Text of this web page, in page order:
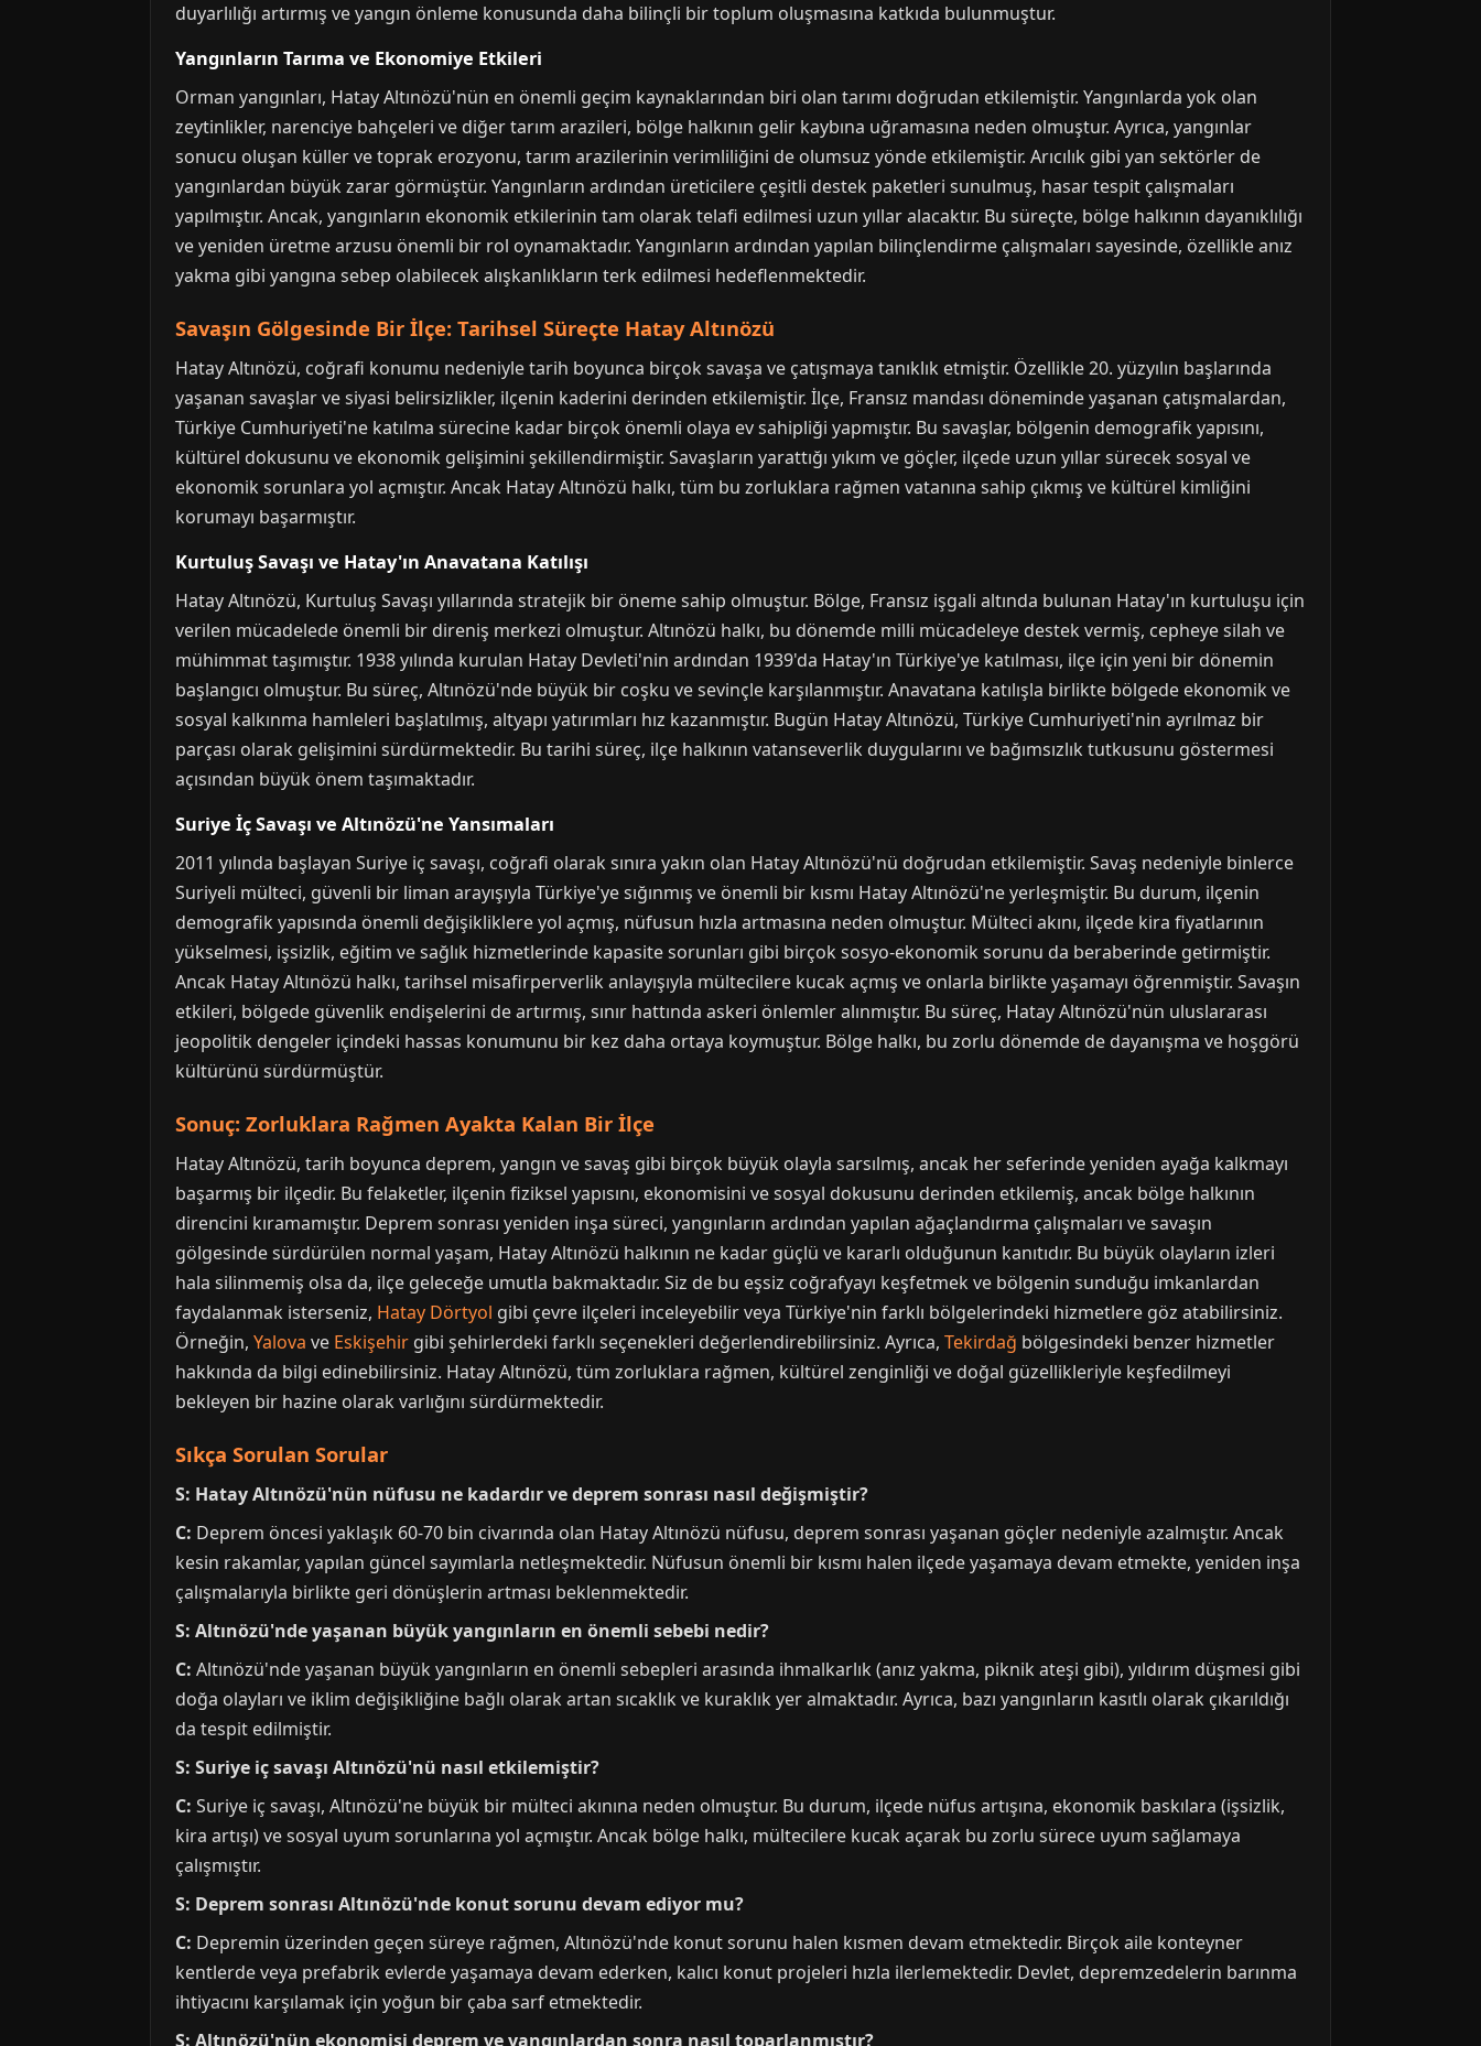
duyarlılığı artırmış ve yangın önleme konusunda daha bilinçli bir toplum oluşmasına katkıda bulunmuştur.
Yangınların Tarıma ve Ekonomiye Etkileri
Orman yangınları, Hatay Altınözü'nün en önemli geçim kaynaklarından biri olan tarımı doğrudan etkilemiştir. Yangınlarda yok olan
zeytinlikler, narenciye bahçeleri ve diğer tarım arazileri, bölge halkının gelir kaybına uğramasına neden olmuştur. Ayrıca, yangınlar
sonucu oluşan küller ve toprak erozyonu, tarım arazilerinin verimliliğini de olumsuz yönde etkilemiştir. Arıcılık gibi yan sektörler de
yangınlardan büyük zarar görmüştür. Yangınların ardından üreticilere çeşitli destek paketleri sunulmuş, hasar tespit çalışmaları
yapılmıştır. Ancak, yangınların ekonomik etkilerinin tam olarak telafi edilmesi uzun yıllar alacaktır. Bu süreçte, bölge halkının dayanıklılığı
ve yeniden üretme arzusu önemli bir rol oynamaktadır. Yangınların ardından yapılan bilinçlendirme çalışmaları sayesinde, özellikle anız
yakma gibi yangına sebep olabilecek alışkanlıkların terk edilmesi hedeflenmektedir.
Savaşın Gölgesinde Bir İlçe: Tarihsel Süreçte Hatay Altınözü
Hatay Altınözü, coğrafi konumu nedeniyle tarih boyunca birçok savaşa ve çatışmaya tanıklık etmiştir. Özellikle 20. yüzyılın başlarında
yaşanan savaşlar ve siyasi belirsizlikler, ilçenin kaderini derinden etkilemiştir. İlçe, Fransız mandası döneminde yaşanan çatışmalardan,
Türkiye Cumhuriyeti'ne katılma sürecine kadar birçok önemli olaya ev sahipliği yapmıştır. Bu savaşlar, bölgenin demografik yapısını,
kültürel dokusunu ve ekonomik gelişimini şekillendirmiştir. Savaşların yarattığı yıkım ve göçler, ilçede uzun yıllar sürecek sosyal ve
ekonomik sorunlara yol açmıştır. Ancak Hatay Altınözü halkı, tüm bu zorluklara rağmen vatanına sahip çıkmış ve kültürel kimliğini
korumayı başarmıştır.
Kurtuluş Savaşı ve Hatay'ın Anavatana Katılışı
Hatay Altınözü, Kurtuluş Savaşı yıllarında stratejik bir öneme sahip olmuştur. Bölge, Fransız işgali altında bulunan Hatay'ın kurtuluşu için
verilen mücadelede önemli bir direniş merkezi olmuştur. Altınözü halkı, bu dönemde milli mücadeleye destek vermiş, cepheye silah ve
mühimmat taşımıştır. 1938 yılında kurulan Hatay Devleti'nin ardından 1939'da Hatay'ın Türkiye'ye katılması, ilçe için yeni bir dönemin
başlangıcı olmuştur. Bu süreç, Altınözü'nde büyük bir coşku ve sevinçle karşılanmıştır. Anavatana katılışla birlikte bölgede ekonomik ve
sosyal kalkınma hamleleri başlatılmış, altyapı yatırımları hız kazanmıştır. Bugün Hatay Altınözü, Türkiye Cumhuriyeti'nin ayrılmaz bir
parçası olarak gelişimini sürdürmektedir. Bu tarihi süreç, ilçe halkının vatanseverlik duygularını ve bağımsızlık tutkusunu göstermesi
açısından büyük önem taşımaktadır.
Suriye İç Savaşı ve Altınözü'ne Yansımaları
2011 yılında başlayan Suriye iç savaşı, coğrafi olarak sınıra yakın olan Hatay Altınözü'nü doğrudan etkilemiştir. Savaş nedeniyle binlerce
Suriyeli mülteci, güvenli bir liman arayışıyla Türkiye'ye sığınmış ve önemli bir kısmı Hatay Altınözü'ne yerleşmiştir. Bu durum, ilçenin
demografik yapısında önemli değişikliklere yol açmış, nüfusun hızla artmasına neden olmuştur. Mülteci akını, ilçede kira fiyatlarının
yükselmesi, işsizlik, eğitim ve sağlık hizmetlerinde kapasite sorunları gibi birçok sosyo-ekonomik sorunu da beraberinde getirmiştir.
Ancak Hatay Altınözü halkı, tarihsel misafirperverlik anlayışıyla mültecilere kucak açmış ve onlarla birlikte yaşamayı öğrenmiştir. Savaşın
etkileri, bölgede güvenlik endişelerini de artırmış, sınır hattında askeri önlemler alınmıştır. Bu süreç, Hatay Altınözü'nün uluslararası
jeopolitik dengeler içindeki hassas konumunu bir kez daha ortaya koymuştur. Bölge halkı, bu zorlu dönemde de dayanışma ve hoşgörü
kültürünü sürdürmüştür.
Sonuç: Zorluklara Rağmen Ayakta Kalan Bir İlçe
Hatay Altınözü, tarih boyunca deprem, yangın ve savaş gibi birçok büyük olayla sarsılmış, ancak her seferinde yeniden ayağa kalkmayı
başarmış bir ilçedir. Bu felaketler, ilçenin fiziksel yapısını, ekonomisini ve sosyal dokusunu derinden etkilemiş, ancak bölge halkının
direncini kıramamıştır. Deprem sonrası yeniden inşa süreci, yangınların ardından yapılan ağaçlandırma çalışmaları ve savaşın
gölgesinde sürdürülen normal yaşam, Hatay Altınözü halkının ne kadar güçlü ve kararlı olduğunun kanıtıdır. Bu büyük olayların izleri
hala silinmemiş olsa da, ilçe geleceğe umutla bakmaktadır. Siz de bu eşsiz coğrafyayı keşfetmek ve bölgenin sunduğu imkanlardan
faydalanmak isterseniz, Hatay Dörtyol gibi çevre ilçeleri inceleyebilir veya Türkiye'nin farklı bölgelerindeki hizmetlere göz atabilirsiniz.
Örneğin, Yalova ve Eskişehir gibi şehirlerdeki farklı seçenekleri değerlendirebilirsiniz. Ayrıca, Tekirdağ bölgesindeki benzer hizmetler
hakkında da bilgi edinebilirsiniz. Hatay Altınözü, tüm zorluklara rağmen, kültürel zenginliği ve doğal güzellikleriyle keşfedilmeyi
bekleyen bir hazine olarak varlığını sürdürmektedir.
Sıkça Sorulan Sorular
S: Hatay Altınözü'nün nüfusu ne kadardır ve deprem sonrası nasıl değişmiştir?
C: Deprem öncesi yaklaşık 60-70 bin civarında olan Hatay Altınözü nüfusu, deprem sonrası yaşanan göçler nedeniyle azalmıştır. Ancak
kesin rakamlar, yapılan güncel sayımlarla netleşmektedir. Nüfusun önemli bir kısmı halen ilçede yaşamaya devam etmekte, yeniden inşa
çalışmalarıyla birlikte geri dönüşlerin artması beklenmektedir.
S: Altınözü'nde yaşanan büyük yangınların en önemli sebebi nedir?
C: Altınözü'nde yaşanan büyük yangınların en önemli sebepleri arasında ihmalkarlık (anız yakma, piknik ateşi gibi), yıldırım düşmesi gibi
doğa olayları ve iklim değişikliğine bağlı olarak artan sıcaklık ve kuraklık yer almaktadır. Ayrıca, bazı yangınların kasıtlı olarak çıkarıldığı
da tespit edilmiştir.
S: Suriye iç savaşı Altınözü'nü nasıl etkilemiştir?
C: Suriye iç savaşı, Altınözü'ne büyük bir mülteci akınına neden olmuştur. Bu durum, ilçede nüfus artışına, ekonomik baskılara (işsizlik,
kira artışı) ve sosyal uyum sorunlarına yol açmıştır. Ancak bölge halkı, mültecilere kucak açarak bu zorlu sürece uyum sağlamaya
çalışmıştır.
S: Deprem sonrası Altınözü'nde konut sorunu devam ediyor mu?
C: Depremin üzerinden geçen süreye rağmen, Altınözü'nde konut sorunu halen kısmen devam etmektedir. Birçok aile konteyner
kentlerde veya prefabrik evlerde yaşamaya devam ederken, kalıcı konut projeleri hızla ilerlemektedir. Devlet, depremzedelerin barınma
ihtiyacını karşılamak için yoğun bir çaba sarf etmektedir.
S: Altınözü'nün ekonomisi deprem ve yangınlardan sonra nasıl toparlanmıştır?